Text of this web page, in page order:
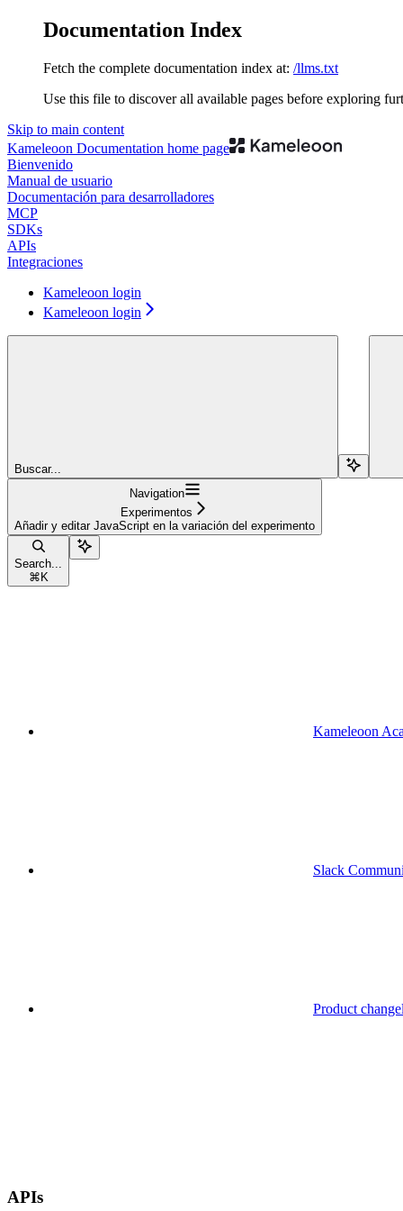
Documentation Index
Fetch the complete documentation index at: /llms.txt
Use this file to discover all available pages before exploring
Skip to main content
Kameleoon Documentation home page
Bienvenido
Manual de usuario
Documentación para desarrolladores
MCP
SDKs
APIs
Integraciones
Kameleoon login
Kameleoon login
Buscar...
Navigation
Experimentos
Añadir y editar JavaScript en la variación del experimento
Search...
⌘ K
Kameleoon
Slack
Product
APIs